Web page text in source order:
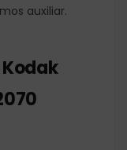
auxiliar.